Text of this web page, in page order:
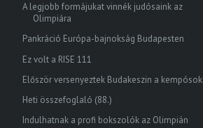
A legjobb formájukat vinnék judósaink az
Olimpiára
Pankráció Európa-bajnokság Budapesten
Ez volt a RISE 111
Először versenyeztek Budakeszin a kempósok
Heti összefoglaló (88.)
Indulhatnak a profi bokszolók az Olimpián